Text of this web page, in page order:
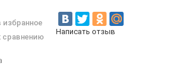
сравнению
Написать отзыв